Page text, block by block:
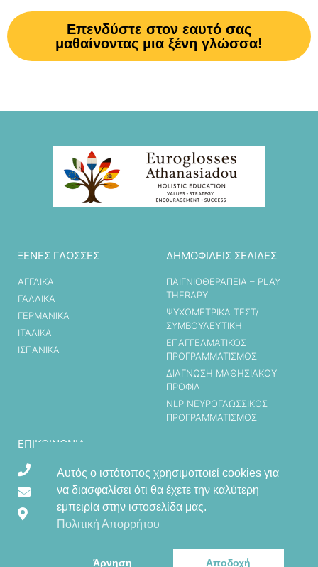
Επενδύστε στον εαυτό σας
μαθαίνοντας μια ξένη γλώσσα!
ΞΕΝΕΣ ΓΛΩΣΣΕΣ
ΑΓΓΛΙΚΑ
ΓΑΛΛΙΚΑ
ΓΕΡΜΑΝΙΚΑ
ΙΤΑΛΙΚΑ
ΙΣΠΑΝΙΚΑ
ΔΗΜΟΦΙΛΕΙΣ ΣΕΛΙΔΕΣ
ΠΑΙΓΝΙΟΘΕΡΑΠΕΙΑ – PLAY
THERAPY
ΨΥΧΟΜΕΤΡΙΚΑ ΤΕΣΤ/
ΣΥΜΒΟΥΛΕΥΤΙΚΗ
ΕΠΑΓΓΕΛΜΑΤΙΚΟΣ
ΠΡΟΓΡΑΜΜΑΤΙΣΜΟΣ
ΔΙΑΓΝΩΣΗ ΜΑΘΗΣΙΑΚΟΥ
ΠΡΟΦΙΛ
ΝLP ΝΕΥΡΟΓΛΩΣΣΙΚΟΣ
ΠΡΟΓΡΑΜΜΑΤΙΣΜΟΣ
ΕΠΙΚΟΙΝΩΝΊΑ
210 2795179
gathanasiadou@yahoo.com
Γιαννά Νικόλαου 53, 14233 Νέα Ιωνία Αττικής
Αυτός ο ιστότοπος χρησιμοποιεί cookies για
να διασφαλίσει ότι θα έχετε την καλύτερη
εμπειρία στην ιστοσελίδα μας.
Πολιτική Απορρήτου
Άρνηση Αποδοχή